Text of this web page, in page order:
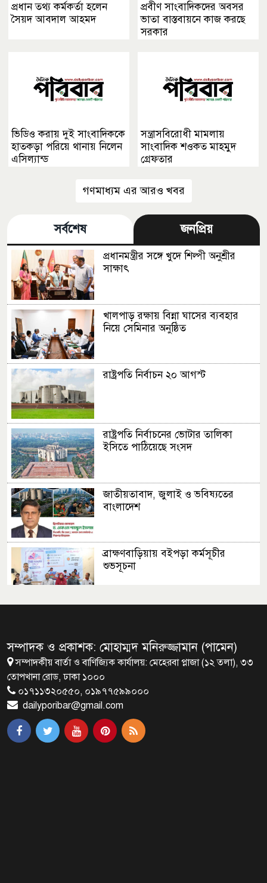
প্রধান তথ্য কর্মকর্তা হলেন
সৈয়দ আবদাল আহমদ
প্রবীণ সাংবাদিকদের অবসর
ভাতা বাস্তবায়নে কাজ করছে
সরকার
ভিডিও করায় দুই সাংবাদিককে
হাতকড়া পরিয়ে থানায় নিলেন
এসিল্যান্ড
সন্ত্রাসবিরোধী মামলায়
সাংবাদিক শওকত মাহমুদ
গ্রেফতার
গণমাধ্যম এর আরও খবর
সর্বশেষ জনপ্রিয়
প্রধানমন্ত্রীর সঙ্গে খুদে শিল্পী অনুশ্রীর
সাক্ষাৎ
খালপাড় রক্ষায় বিন্না ঘাসের ব্যবহার
নিয়ে সেমিনার অনুষ্ঠিত
রাষ্ট্রপতি নির্বাচন ২০ আগস্ট
রাষ্ট্রপতি নির্বাচনের ভোটার তালিকা
ইসিতে পাঠিয়েছে সংসদ
জাতীয়তাবাদ, জুলাই ও ভবিষ্যতের
বাংলাদেশ
ব্রাক্ষণবাড়িয়ায় বইপড়া কর্মসূচীর
শুভসূচনা
৪ বিয়ের পর অন্য নারীর ঘরে জামায়াত
সমর্থক!
প্রধানমন্ত্রীর সঙ্গে সাক্ষাৎ সৌদি আরবের
উপ পররাষ্ট্রমন্ত্রীর
সম্পাদক ও প্রকাশক: মোহাম্মদ মনিরুজ্জামান (পামেন)
সম্পাদকীয় বার্তা ও বাণিজ্যিক কার্যালয়: মেহেরবা প্লাজা (১২ তলা), ৩৩
তোপখানা রোড, ঢাকা ১০০০
০১৭১১৩২০৫৫০, ০১৯৭৭৫৯৯০০০
dailyporibar@gmail.com